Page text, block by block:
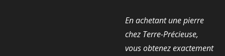
En achetant une pierre
chez Terre-Précieuse,
vous obtenez exactement